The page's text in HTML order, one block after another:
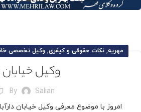
مهریه, نکات حقوقی و کیفری, وکیل تخصصی
وکیل خیابان
By Salian
امروز با موضوع معرفی وکیل خیابان